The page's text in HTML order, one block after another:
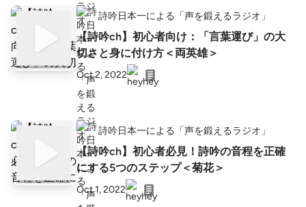
詩吟日本一による「声を鍛えるラジオ」
【詩吟ch】初心者向け：「言葉運び」の大
切さと身に付け方＜両英雄＞
Oct 2, 2022
詩吟日本一による「声を鍛えるラジオ」
【詩吟ch】初心者必見！詩吟の音程を正確
にする5つのステップ＜菊花＞
Oct 1, 2022